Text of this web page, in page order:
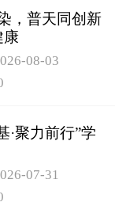
，普天同创新
康
08-03
·聚力前行”学
07-31